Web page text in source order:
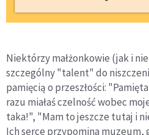
Niektórzy małżonkowie (jak i
szczególny "talent" do
pamięcią o przeszłości:
razu miałaś czelność wobec
taka!", "Mam to jeszcze tutaj i
Ich serce przypomina muzeum,